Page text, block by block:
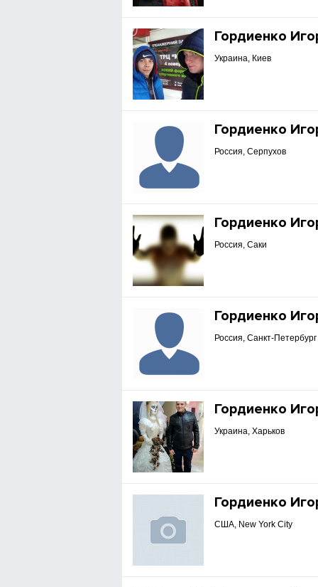
Гордиенко
Украина, Киев
Гордиенко
Россия, Серпухов
Гордиенко
Россия, Саки
Гордиенко
Россия, Санкт-Петербург
Гордиенко
Украина, Харьков
Гордиенко
США, New York City